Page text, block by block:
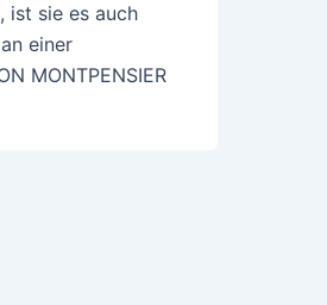
ist sie es auch
einer
MONTPENSIER